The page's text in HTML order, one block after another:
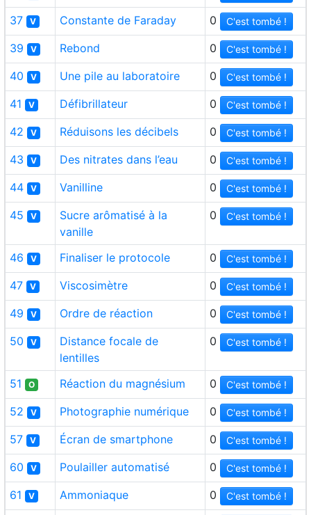
37 V Constante de Faraday 0 C'est tombé !
39 V Rebond 0 C'est tombé !
40 V Une pile au laboratoire 0 C'est tombé !
41 V Défibrillateur 0 C'est tombé !
42 V Réduisons les décibels 0 C'est tombé !
43 V Des nitrates dans l’eau 0 C'est tombé !
44 V Vanilline 0 C'est tombé !
45 V
Sucre arômatisé à la
vanille
0 C'est tombé !
46 V Finaliser le protocole 0 C'est tombé !
47 V Viscosimètre 0 C'est tombé !
49 V Ordre de réaction 0 C'est tombé !
50 V
Distance focale de
lentilles
0 C'est tombé !
51 O Réaction du magnésium 0 C'est tombé !
52 V Photographie numérique 0 C'est tombé !
57 V Écran de smartphone 0 C'est tombé !
60 V Poulailler automatisé 0 C'est tombé !
61 V Ammoniaque 0 C'est tombé !